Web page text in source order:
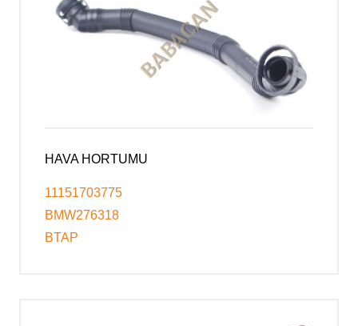
HAVA HORTUMU
11151703775
BMW276318
BTAP